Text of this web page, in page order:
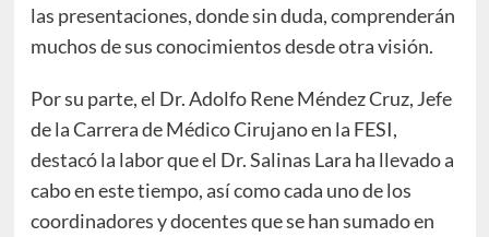
las presentaciones, donde sin duda, comprenderán
muchos de sus conocimientos desde otra visión.
Por su parte, el Dr. Adolfo Rene Méndez Cruz, Jefe
de la Carrera de Médico Cirujano en la FESI,
destacó la labor que el Dr. Salinas Lara ha llevado a
cabo en este tiempo, así como cada uno de los
coordinadores y docentes que se han sumado en